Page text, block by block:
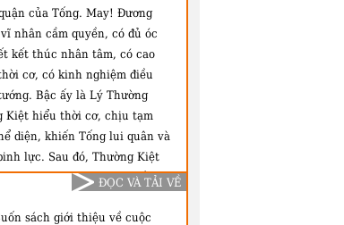
của Tống. May! Đương
nhân cầm quyền, có đủ óc
kết thúc nhân tâm, có cao
cơ, có kinh nghiệm điều
Bậc ấy là Lý Thường
Kiệt hiểu thời cơ, chịu tạm
diện, khiến Tống lui quân và
lực. Sau đó, Thường Kiệt
giao dựa vào binh lực ấy
những Tống không dám
sách giới thiệu về cuộc
ĐỌC VÀ TẢI VỀ